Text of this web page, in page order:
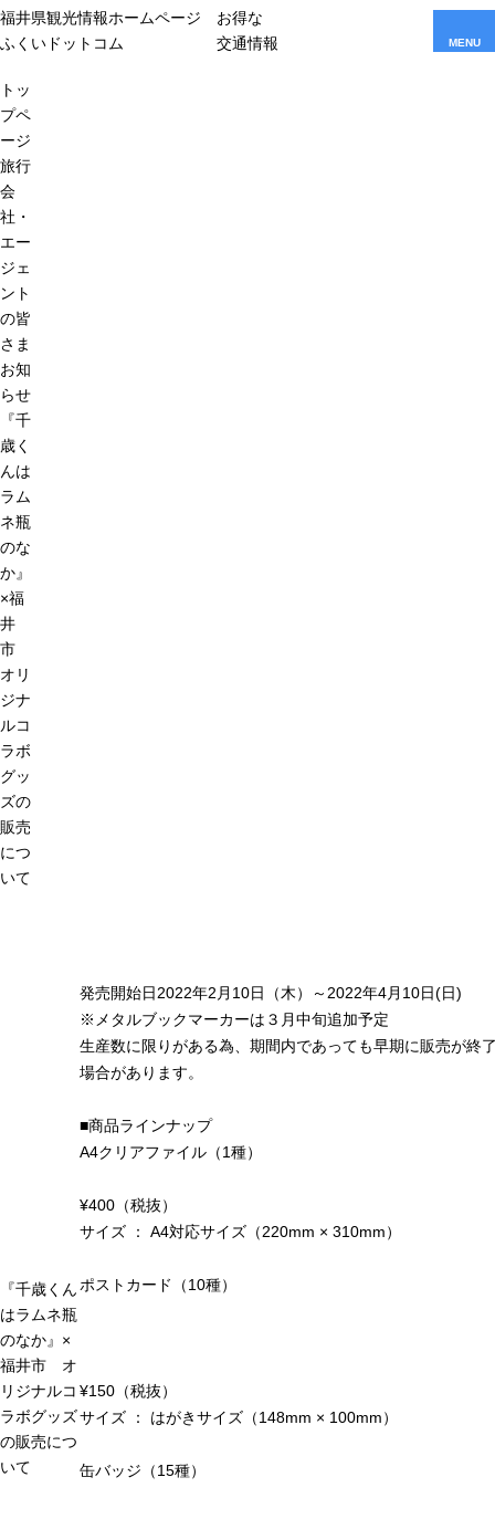
福井県観光情報ホームページ
ふくいドットコム
お得な
交通情報
MENU
トッ
プペ
ージ
旅行
会
社・
エー
ジェ
ント
の皆
さま
お知
らせ
『千
歳く
んは
ラム
ネ瓶
のな
か』
×福
井
市
オリ
ジナ
ルコ
ラボ
グッ
ズの
販売
につ
いて
『千歳くん
はラムネ瓶
のなか』×
福井市 オ
リジナルコ
ラボグッズ
の販売につ
いて
発売開始日2022年2月10日（木）～2022年4月10日(日)
※メタルブックマーカーは３月中旬追加予定
生産数に限りがある為、期間内であっても早期に販売が終
場合があります。
■商品ラインナップ
A4クリアファイル（1種）
¥400（税抜）
サイズ ： A4対応サイズ（220mm × 310mm）
ポストカード（10種）
¥150（税抜）
サイズ ： はがきサイズ（148mm × 100mm）
缶バッジ（15種）